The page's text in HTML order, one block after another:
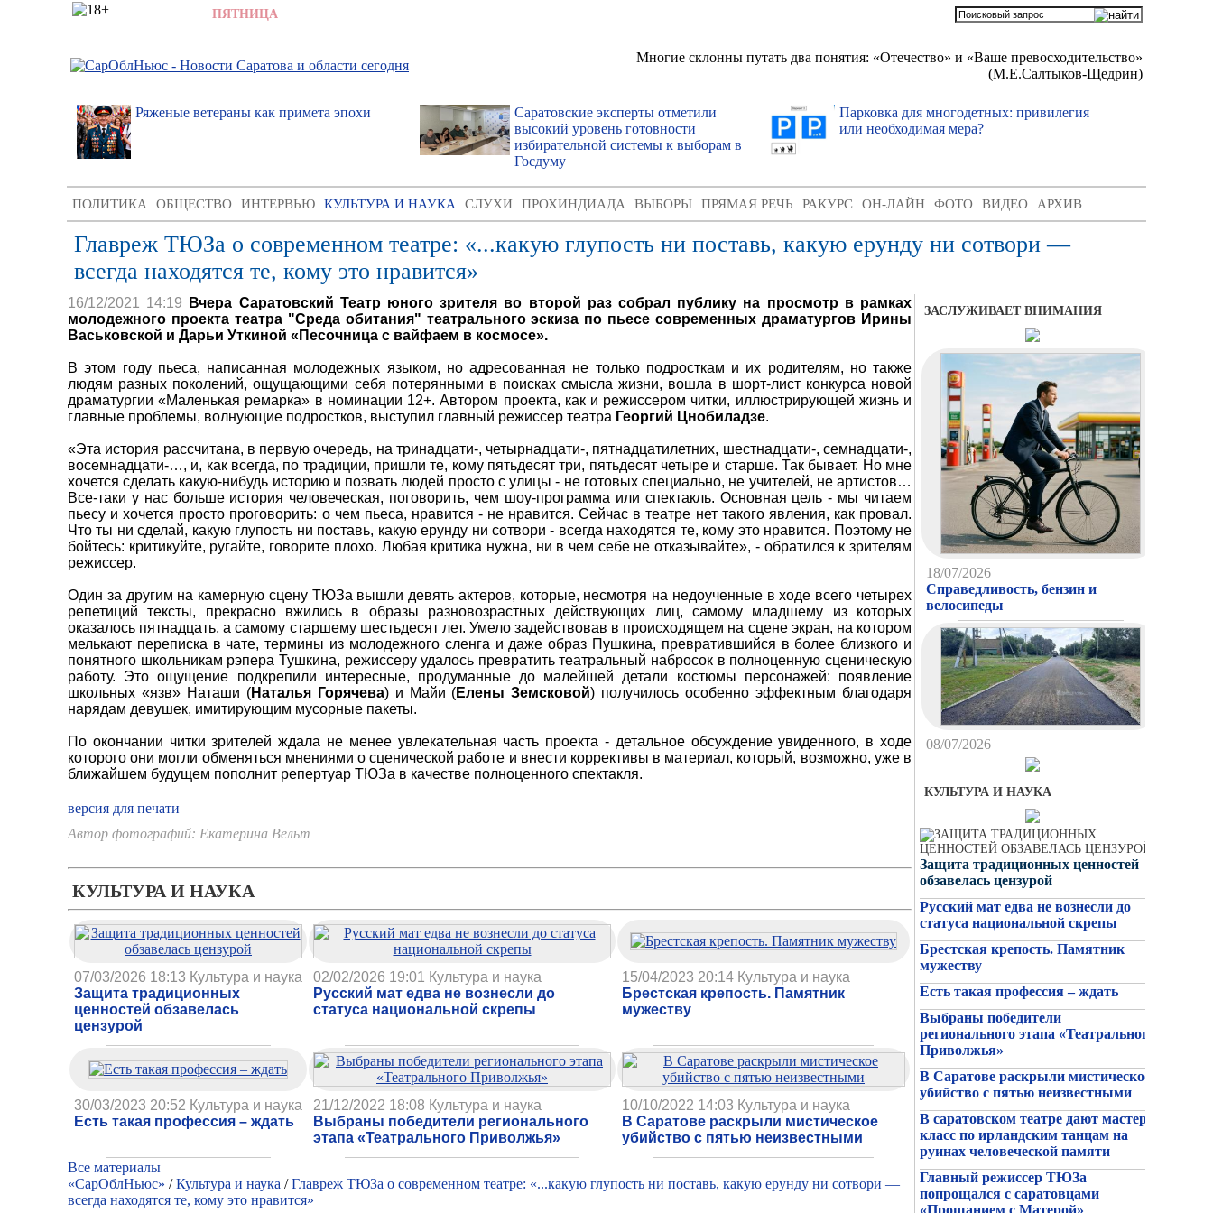
7 АВГУСТА 2026, ПЯТНИЦА
Многие склонны путать два понятия: «Отечество» и «Ваше превосходительство»
(М.Е.Салтыков-Щедрин)
Ряженые ветераны как примета эпохи
Саратовские эксперты отметили
высокий уровень готовности
избирательной системы к выборам в
Госдуму
Парковка для многодетных: привилегия
или необходимая мера?
ПОЛИТИКА ОБЩЕСТВО ИНТЕРВЬЮ КУЛЬТУРА И НАУКА СЛУХИ ПРОХИНДИАДА ВЫБОРЫ ПРЯМАЯ РЕЧЬ РАКУРС ОН-ЛАЙН ФОТО ВИДЕО АРХИВ
Главреж ТЮЗа о современном театре: «...какую глупость ни поставь, какую ерунду ни сотвори —
всегда находятся те, кому это нравится»
16/12/2021 14:19
Вчера Саратовский Театр юного зрителя во второй раз собрал публику на просмотр в рамках
молодежного проекта театра "Среда обитания" театрального эскиза по пьесе современных драматургов Ирины
Васьковской и Дарьи Уткиной «Песочница с вайфаем в космосе».
В этом году пьеса, написанная молодежных языком, но адресованная не только подросткам и их родителям, но также
людям разных поколений, ощущающими себя потерянными в поисках смысла жизни, вошла в шорт-лист конкурса новой
драматургии «Маленькая ремарка» в номинации 12+. Автором проекта, как и режиссером читки, иллюстрирующей жизнь и
главные проблемы, волнующие подростков, выступил главный режиссер театра Георгий Цнобиладзе.
«Эта история рассчитана, в первую очередь, на тринадцати-, четырнадцати-, пятнадцатилетних, шестнадцати-, семнадцати-,
восемнадцати-…, и, как всегда, по традиции, пришли те, кому пятьдесят три, пятьдесят четыре и старше. Так бывает. Но мне
хочется сделать какую-нибудь историю и позвать людей просто с улицы - не готовых специально, не учителей, не артистов…
Все-таки у нас больше история человеческая, поговорить, чем шоу-программа или спектакль. Основная цель - мы читаем
пьесу и хочется просто проговорить: о чем пьеса, нравится - не нравится. Сейчас в театре нет такого явления, как провал.
Что ты ни сделай, какую глупость ни поставь, какую ерунду ни сотвори - всегда находятся те, кому это нравится. Поэтому не
бойтесь: критикуйте, ругайте, говорите плохо. Любая критика нужна, ни в чем себе не отказывайте», - обратился к зрителям
режиссер.
Один за другим на камерную сцену ТЮЗа вышли девять актеров, которые, несмотря на недоученные в ходе всего четырех
репетиций тексты, прекрасно вжились в образы разновозрастных действующих лиц, самому младшему из которых
оказалось пятнадцать, а самому старшему шестьдесят лет. Умело задействовав в происходящем на сцене экран, на котором
мелькают переписка в чате, термины из молодежного сленга и даже образ Пушкина, превратившийся в более близкого и
понятного школьникам рэпера Тушкина, режиссеру удалось превратить театральный набросок в полноценную сценическую
работу. Это ощущение подкрепили интересные, продуманные до малейшей детали костюмы персонажей: появление
школьных «язв» Наташи (Наталья Горячева) и Майи (Елены Земсковой) получилось особенно эффектным благодаря
нарядам девушек, имитирующим мусорные пакеты.
По окончании читки зрителей ждала не менее увлекательная часть проекта - детальное обсуждение увиденного, в ходе
которого они могли обменяться мнениями о сценической работе и внести коррективы в материал, который, возможно, уже в
ближайшем будущем пополнит репертуар ТЮЗа в качестве полноценного спектакля.
версия для печати
Автор фотографий: Екатерина Вельт
КУЛЬТУРА И НАУКА
07/03/2026 18:13 Культура и наука
Защита традиционных
ценностей обзавелась
цензурой
02/02/2026 19:01
Культура и наука
Русский мат едва не вознесли до
статуса национальной скрепы
15/04/2023 20:14 Культура и наука
Брестская крепость. Памятник
мужеству
30/03/2023 20:52 Культура и наука
Есть такая профессия – ждать
21/12/2022 18:08 Культура и наука
Выбраны победители регионального
этапа «Театрального Приволжья»
10/10/2022 14:03 Культура и наука
В Саратове раскрыли мистическое
убийство с пятью неизвестными
Все материалы
«СарОблНьюс» /Культура и наука /Главреж ТЮЗа о современном театре: «...какую глупость ни поставь, какую ерунду ни сотвори —
всегда находятся те, кому это нравится»
ЗАСЛУЖИВАЕТ ВНИМАНИЯ
18/07/2026
Справедливость, бензин и
велосипеды
08/07/2026
Первый пошел, второй
приготовился…
26/06/2026
Ряженые ветераны как примета
эпохи
КУЛЬТУРА И НАУКА
Защита традиционных ценностей
обзавелась цензурой
Русский мат едва не вознесли до
статуса национальной скрепы
Брестская крепость. Памятник
мужеству
Есть такая профессия – ждать
Выбраны победители
регионального этапа «Театрального
Приволжья»
В Саратове раскрыли мистическое
убийство с пятью неизвестными
В саратовском театре дают мастер-
класс по ирландским танцам на
руинах человеческой памяти
Главный режиссер ТЮЗа
попрощался с саратовцами
«Прощанием с Матерой»